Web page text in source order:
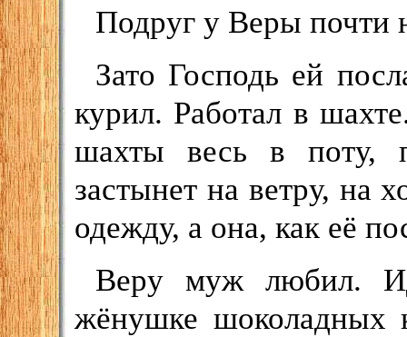
Подруг у Веры почти
Зато Господь ей
курил. Работал в
шахты весь в поту,
застынет на ветру, на
одежду, а она, как её
Веру муж любил.
жёнушке шоколадных